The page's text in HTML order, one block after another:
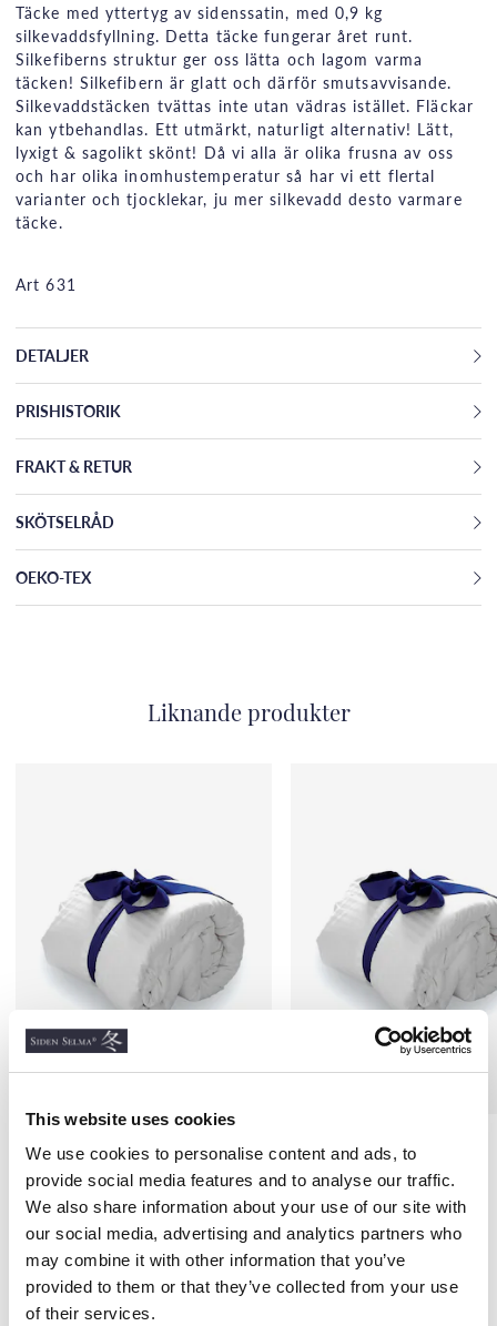
This website uses cookies
We use cookies to personalise content and ads, to
provide social media features and to analyse our traffic.
We also share information about your use of our site with
our social media, advertising and analytics partners who
may combine it with other information that you’ve
provided to them or that they’ve collected from your use
of their services.
Täcke med yttertyg av sidenssatin, med 0,9 kg
silkevaddsfyllning. Detta täcke fungerar året runt.
Silkefiberns struktur ger oss lätta och lagom varma
täcken! Silkefibern är glatt och därför smutsavvisande.
Silkevaddstäcken tvättas inte utan vädras istället. Fläckar
kan ytbehandlas. Ett utmärkt, naturligt alternativ! Lätt,
lyxigt & sagolikt skönt! Då vi alla är olika frusna av oss
och har olika inomhustemperatur så har vi ett flertal
varianter och tjocklekar, ju mer silkevadd desto varmare
täcke.
Art 631
DETALJER
PRISHISTORIK
FRAKT & RETUR
SKÖTSELRÅD
OEKO-TEX
Liknande produkter
150X200 CM
2 800 kr
150X200 CM
2 600 kr
Andra köpte även